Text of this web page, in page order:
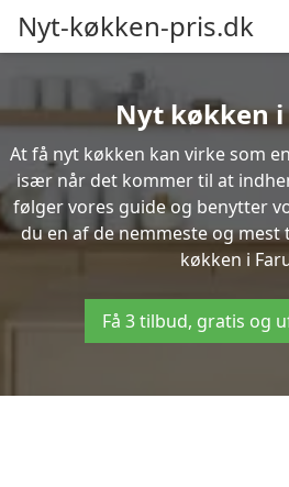
Nyt-køkken-pris.dk
Nyt køkken
At få nyt køkken kan virke som
især når det kommer til at
følger vores guide og benytter
du en af de nemmeste og
køkken i
Få 3 tilbud, gratis og